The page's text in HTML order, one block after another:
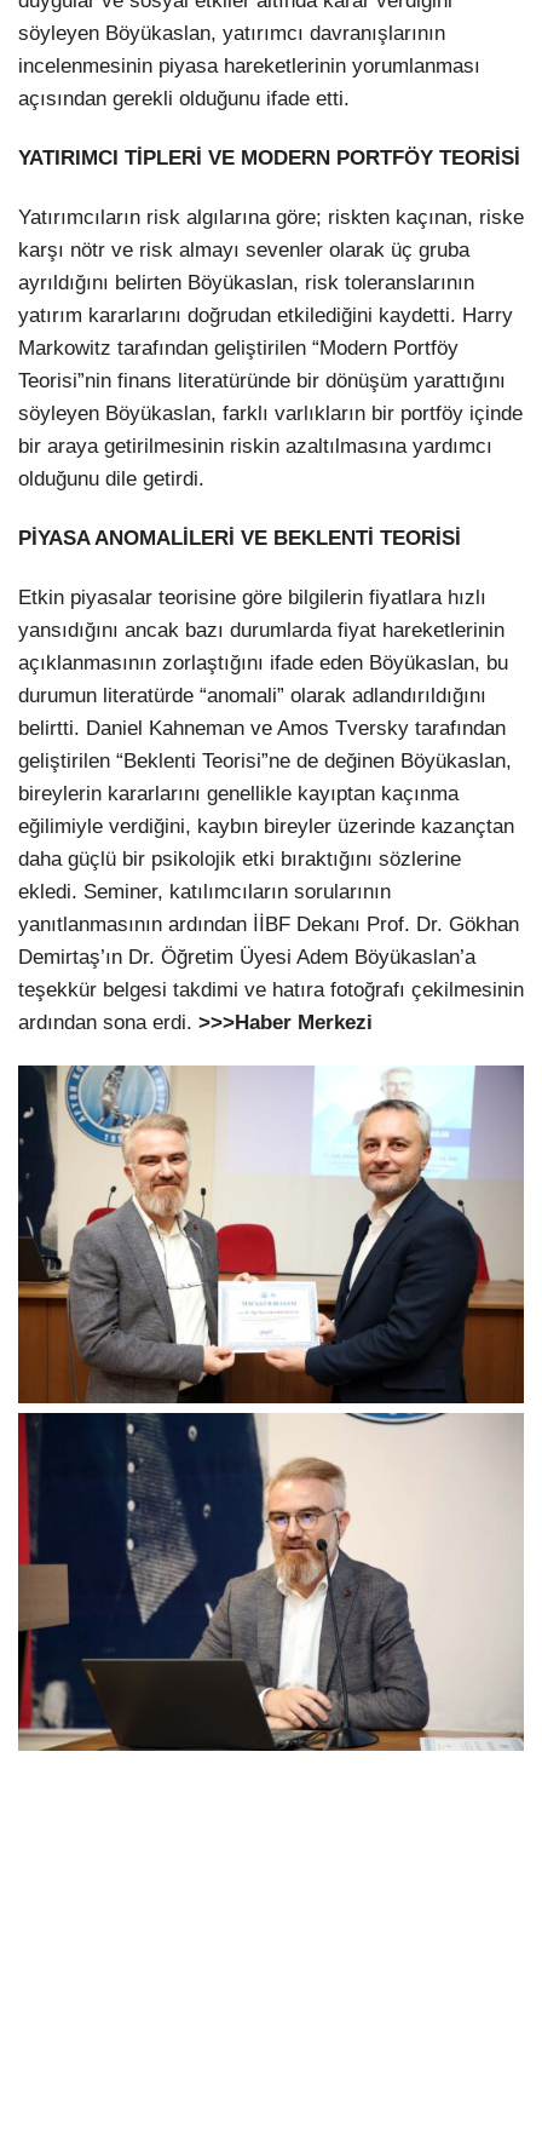
söyleyen Böyükaslan, yatırımcı davranışlarının
incelenmesinin piyasa hareketlerinin yorumlanması
açısından gerekli olduğunu ifade etti.
YATIRIMCI TİPLERİ VE MODERN PORTFÖY TEORİSİ
Yatırımcıların risk algılarına göre; riskten kaçınan, riske
karşı nötr ve risk almayı sevenler olarak üç gruba
ayrıldığını belirten Böyükaslan, risk toleranslarının
yatırım kararlarını doğrudan etkilediğini kaydetti. Harry
Markowitz tarafından geliştirilen “Modern Portföy
Teorisi”nin finans literatüründe bir dönüşüm yarattığını
söyleyen Böyükaslan, farklı varlıkların bir portföy içinde
bir araya getirilmesinin riskin azaltılmasına yardımcı
olduğunu dile getirdi.
PİYASA ANOMALİLERİ VE BEKLENTİ TEORİSİ
Etkin piyasalar teorisine göre bilgilerin fiyatlara hızlı
yansıdığını ancak bazı durumlarda fiyat hareketlerinin
açıklanmasının zorlaştığını ifade eden Böyükaslan, bu
durumun literatürde “anomali” olarak adlandırıldığını
belirtti. Daniel Kahneman ve Amos Tversky tarafından
geliştirilen “Beklenti Teorisi”ne de değinen Böyükaslan,
bireylerin kararlarını genellikle kayıptan kaçınma
eğilimiyle verdiğini, kaybın bireyler üzerinde kazançtan
daha güçlü bir psikolojik etki bıraktığını sözlerine
ekledi. Seminer, katılımcıların sorularının
yanıtlanmasının ardından İİBF Dekanı Prof. Dr. Gökhan
Demirtaş’ın Dr. Öğretim Üyesi Adem Böyükaslan’a
teşekkür belgesi takdimi ve hatıra fotoğrafı çekilmesinin
ardından sona erdi. >>>Haber Merkezi